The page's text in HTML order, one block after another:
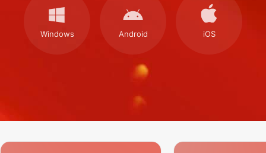
Windows Android iOS